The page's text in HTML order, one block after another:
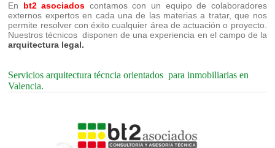
En bt2 asociados contamos con un equipo de colaboradores
externos expertos en cada una de las materias a tratar, que nos
permite resolver con éxito cualquier área de actuación o proyecto.
Nuestros técnicos disponen de una experiencia en el campo de la
arquitectura legal.
Servicios arquitectura técncia orientados para inmobiliarias en
Valencia.